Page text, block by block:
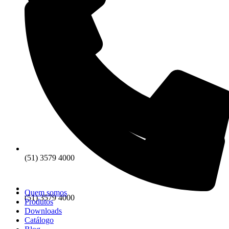
(51) 3579 4000
(51) 3579 4000
Quem somos
Produtos
Downloads
Catálogo